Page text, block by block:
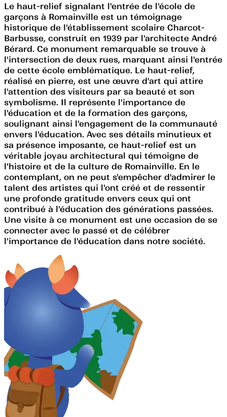
Le haut-relief signalant l'entrée de l'école de
garçons à Romainville est un témoignage
historique de l'établissement scolaire Charcot-
Barbusse, construit en 1939 par l'architecte André
Bérard. Ce monument remarquable se trouve à
l'intersection de deux rues, marquant ainsi l'entrée
de cette école emblématique. Le haut-relief,
réalisé en pierre, est une œuvre d'art qui attire
l'attention des visiteurs par sa beauté et son
symbolisme. Il représente l'importance de
l'éducation et de la formation des garçons,
soulignant ainsi l'engagement de la communauté
envers l'éducation. Avec ses détails minutieux et
sa présence imposante, ce haut-relief est un
véritable joyau architectural qui témoigne de
l'histoire et de la culture de Romainville. En le
contemplant, on ne peut s'empêcher d'admirer le
talent des artistes qui l'ont créé et de ressentir
une profonde gratitude envers ceux qui ont
contribué à l'éducation des générations passées.
Une visite à ce monument est une occasion de se
connecter avec le passé et de célébrer
l'importance de l'éducation dans notre société.